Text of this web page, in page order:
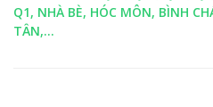
Q1, NHÀ BÈ, HÓC MÔN, BÌNH
TÂN,...